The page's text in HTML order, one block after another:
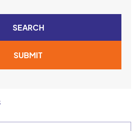
SEARCH
SUBMIT